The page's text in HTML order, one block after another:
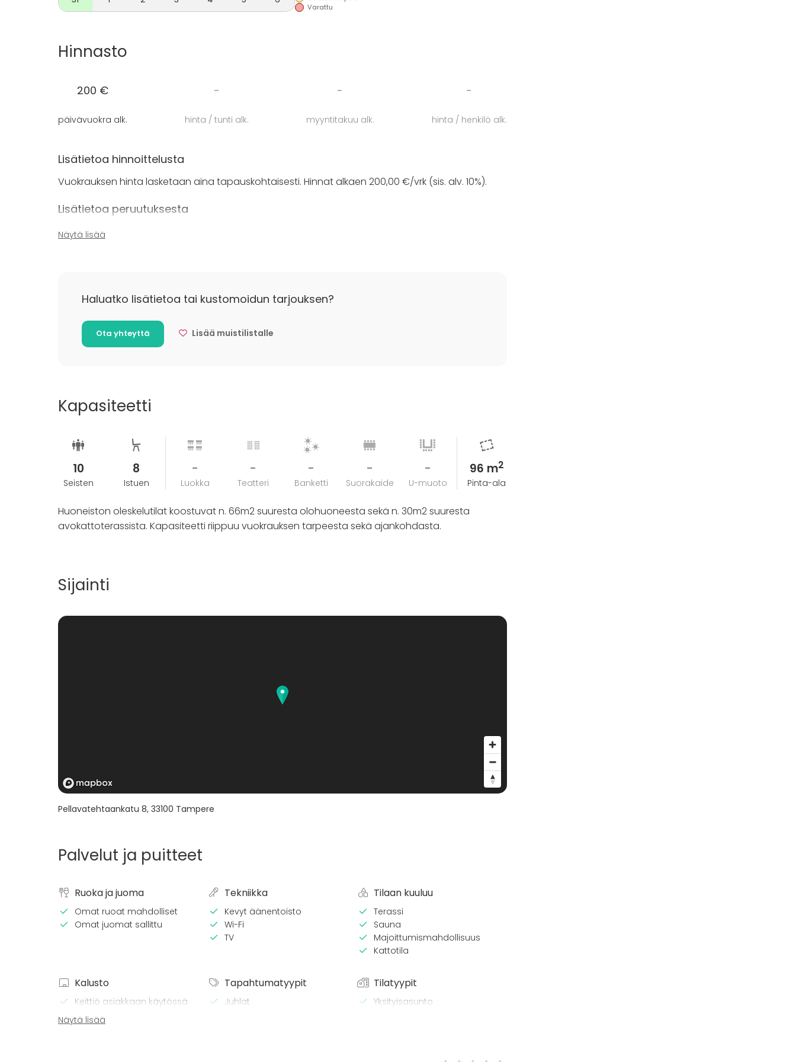
kunnossa vuokrauksen päättymispäivänä klo 11:00 mennessä. Kellonaikoihin on saatavuuden
Varattu
Hinnasto
200 €
päivävuokra alk.
-
hinta / tunti alk.
-
myyntitakuu alk.
-
hinta / henkilö alk.
Lisätietoa hinnoittelusta
Vuokrauksen hinta lasketaan aina tapauskohtaisesti. Hinnat alkaen 200,00 €/vrk (sis. alv. 10%).
Lisätietoa peruutuksesta
Vuokraukset ovat peruttavissa veloituksetta 14 vrk saakka ennen vuokrauksen alkua.
Näytä lisää
Haluatko lisätietoa tai kustomoidun tarjouksen?
Ota yhteyttä Lisää muistilistalle
Kapasiteetti
10
Seisten
8
Istuen
-
Luokka
-
Teatteri
-
Banketti
-
Suorakaide
-
U-muoto
96 m2
Pinta-ala
Huoneiston oleskelutilat koostuvat n. 66m2 suuresta olohuoneesta sekä n. 30m2 suuresta
avokattoterassista. Kapasiteetti riippuu vuokrauksen tarpeesta sekä ajankohdasta.
Sijainti
Pellavatehtaankatu 8, 33100 Tampere
Palvelut ja puitteet
Ruoka ja juoma
Omat ruoat mahdolliset
Omat juomat sallittu
Tekniikka
Kevyt äänentoisto
Wi-Fi
TV
Tilaan kuuluu
Terassi
Sauna
Majoittumismahdollisuus
Kattotila
Kalusto
Keittiö asiakkaan käytössä
Pyyhkeet
Astiasto
Tapahtumatyypit
Juhlat
Tilatyypit
Yksityisasunto
Näytä lisää